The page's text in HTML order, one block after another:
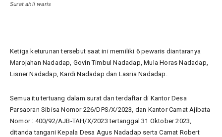
Surat ahli waris
Ketiga keturunan tersebut saat ini memiliki 6 pewaris diantaranya
Marojahan Nadadap, Govin Timbul Nadadap, Mula Horas Nadadap,
Lisner Nadadap, Kardi Nadadap dan Lasria Nadadap.
Semua itu tertuang dalam surat dan terdaftar di Kantor Desa
Parsaoran Sibisa Nomor 226/DPS/X/2023, dan Kantor Camat Ajibata
Nomor : 400/92/AJB-TAH/X/2023 tertanggal 31 Oktober 2023,
ditanda tangani Kepala Desa Agus Nadadap serta Camat Robert